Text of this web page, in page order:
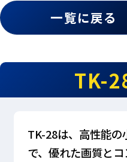
一覧に戻る
TK-
TK-28は、高性能の
で、優れた画質と